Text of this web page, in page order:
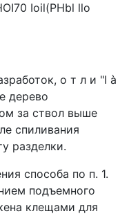
Ioil(PHbl llo
о т л и "I à
дерево
за ствол выше
спиливания
разделки.
способа по п. 1.
подъемного
клещами для